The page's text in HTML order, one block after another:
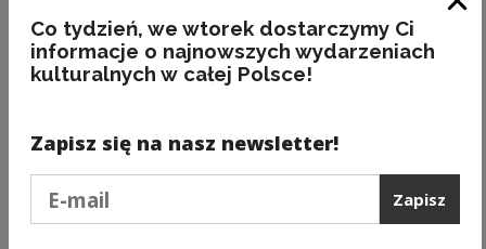
Co tydzień, we wtorek dostarczymy Ci
informacje o najnowszych wydarzeniach
kulturalnych w całej Polsce!
Zapisz się na nasz newsletter!
Zapisz